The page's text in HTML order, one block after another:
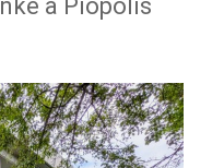
à Piopolis